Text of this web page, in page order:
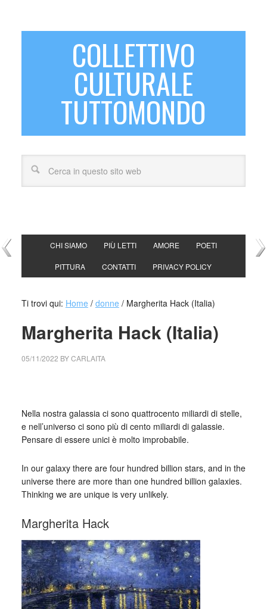
COLLETTIVO
CULTURALE
TUTTOMONDO
CHI SIAMO PIÙ LETTI AMORE POETI
PITTURA CONTATTI PRIVACY POLICY
Ti trovi qui: Home / donne /Margherita Hack (Italia)
Margherita Hack (Italia)
05/11/2022 BYCARLAITA
Nella nostra galassia ci sono quattrocento miliardi di stelle,
e nell’universo ci sono più di cento miliardi di galassie.
Pensare di essere unici è molto improbabile.
In our galaxy there are four hundred billion stars, and in the
universe there are more than one hundred billion galaxies.
Thinking we are unique is very unlikely.
Margherita Hack